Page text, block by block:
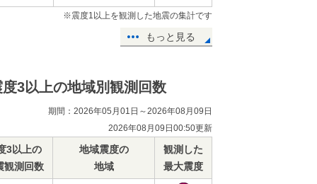
※震度1以上を観測した地震の集計です
もっと見る
度3以上の地域別観測回数
期間：2026年05月01日～2026年08月09日
2026年08月09日00:50更新
3以上の
観測回数
地域震度の
地域
観測した
最大震度